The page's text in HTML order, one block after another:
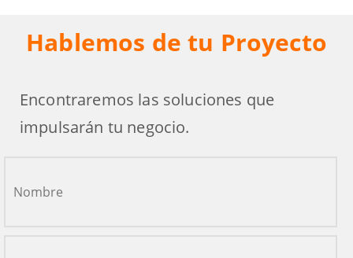
Hablemos de tu Proyecto
Encontraremos las soluciones que
impulsarán tu negocio.